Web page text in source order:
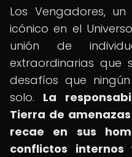
Los Vengadores,
icónico en el
unión de
extraordinarias que
desafíos que
solo. La
Tierra de
recae en sus
conflictos internos